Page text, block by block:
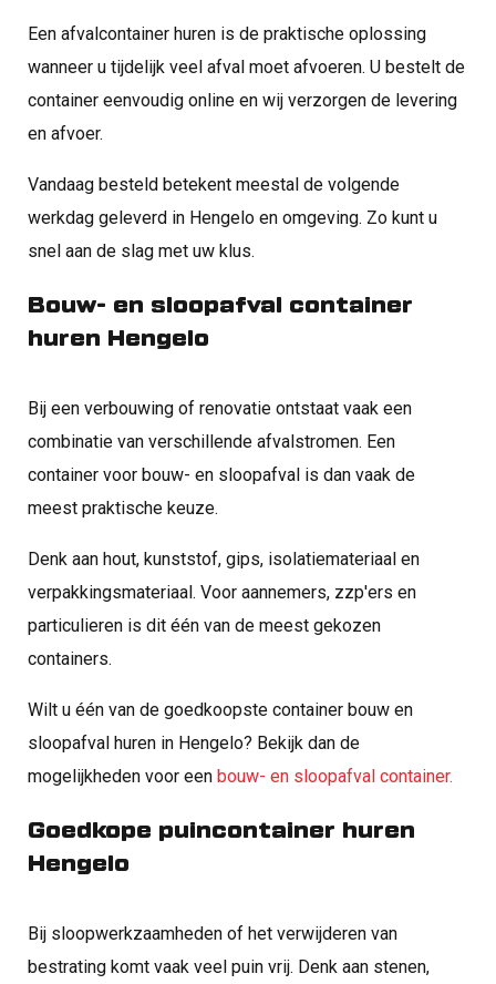
Een afvalcontainer huren is de praktische oplossing
wanneer u tijdelijk veel afval moet afvoeren. U bestelt de
container eenvoudig online en wij verzorgen de levering
en afvoer.
Vandaag besteld betekent meestal de volgende
werkdag geleverd in Hengelo en omgeving. Zo kunt u
snel aan de slag met uw klus.
Bouw- en sloopafval container
huren Hengelo
Bij een verbouwing of renovatie ontstaat vaak een
combinatie van verschillende afvalstromen. Een
container voor bouw- en sloopafval is dan vaak de
meest praktische keuze.
Denk aan hout, kunststof, gips, isolatiemateriaal en
verpakkingsmateriaal. Voor aannemers, zzp'ers en
particulieren is dit één van de meest gekozen
containers.
Wilt u één van de goedkoopste container bouw en
sloopafval huren in Hengelo? Bekijk dan de
mogelijkheden voor een bouw- en sloopafval container.
Goedkope puincontainer huren
Hengelo
Bij sloopwerkzaamheden of het verwijderen van
bestrating komt vaak veel puin vrij. Denk aan stenen,